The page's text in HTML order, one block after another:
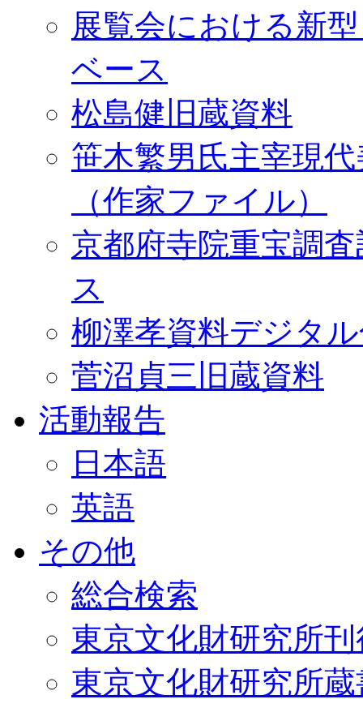
展覧会における新
ベース
松島健旧蔵資料
笹木繁男氏主宰現
（作家ファイル）
京都府寺院重宝調
ス
柳澤孝資料デジタ
菅沼貞三旧蔵資料
活動報告
日本語
英語
その他
総合検索
東京文化財研究所
東京文化財研究所